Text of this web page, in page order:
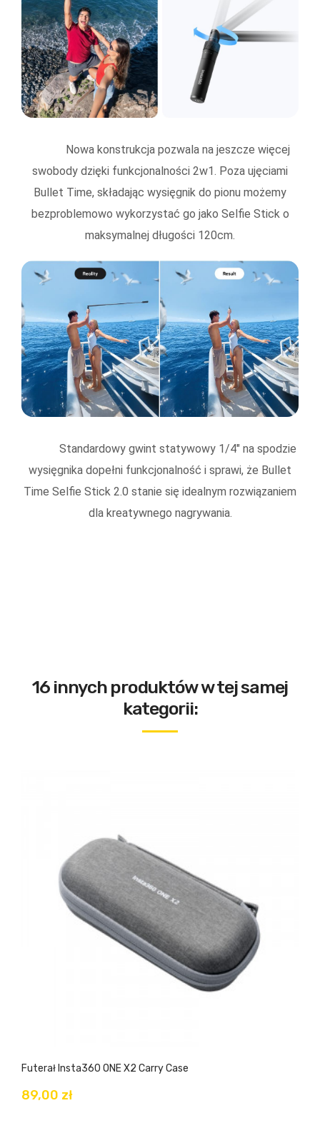
Nowa konstrukcja pozwala na jeszcze więcej
swobody dzięki funkcjonalności 2w1. Poza ujęciami
Bullet Time, składając wysięgnik do pionu możemy
bezproblemowo wykorzystać go jako Selfie Stick o
maksymalnej długości 120cm.
Standardowy gwint statywowy 1/4" na spodzie
wysięgnika dopełni funkcjonalność i sprawi, że Bullet
Time Selfie Stick 2.0 stanie się idealnym rozwiązaniem
dla kreatywnego nagrywania.
16 innych produktów w tej samej
kategorii:
Futerał Insta360 ONE X2 Carry Case
89,00 zł